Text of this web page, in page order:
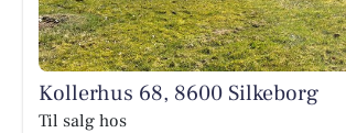
Kollerhus 68, 8600 Silkeborg
Til salg hos